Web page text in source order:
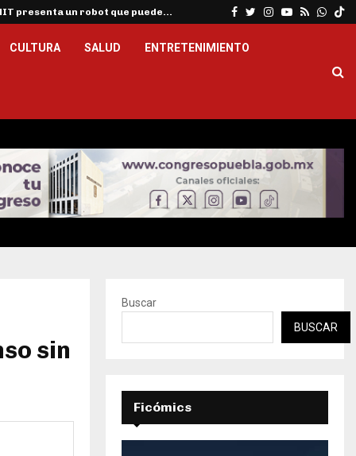
presenta un robot que puede… Facebook
Twitter
Instagram
Youtube
Rss
CULTURA SALUD ENTRETENIMIENTO
sin
Buscar
BUSCAR
Ficómics